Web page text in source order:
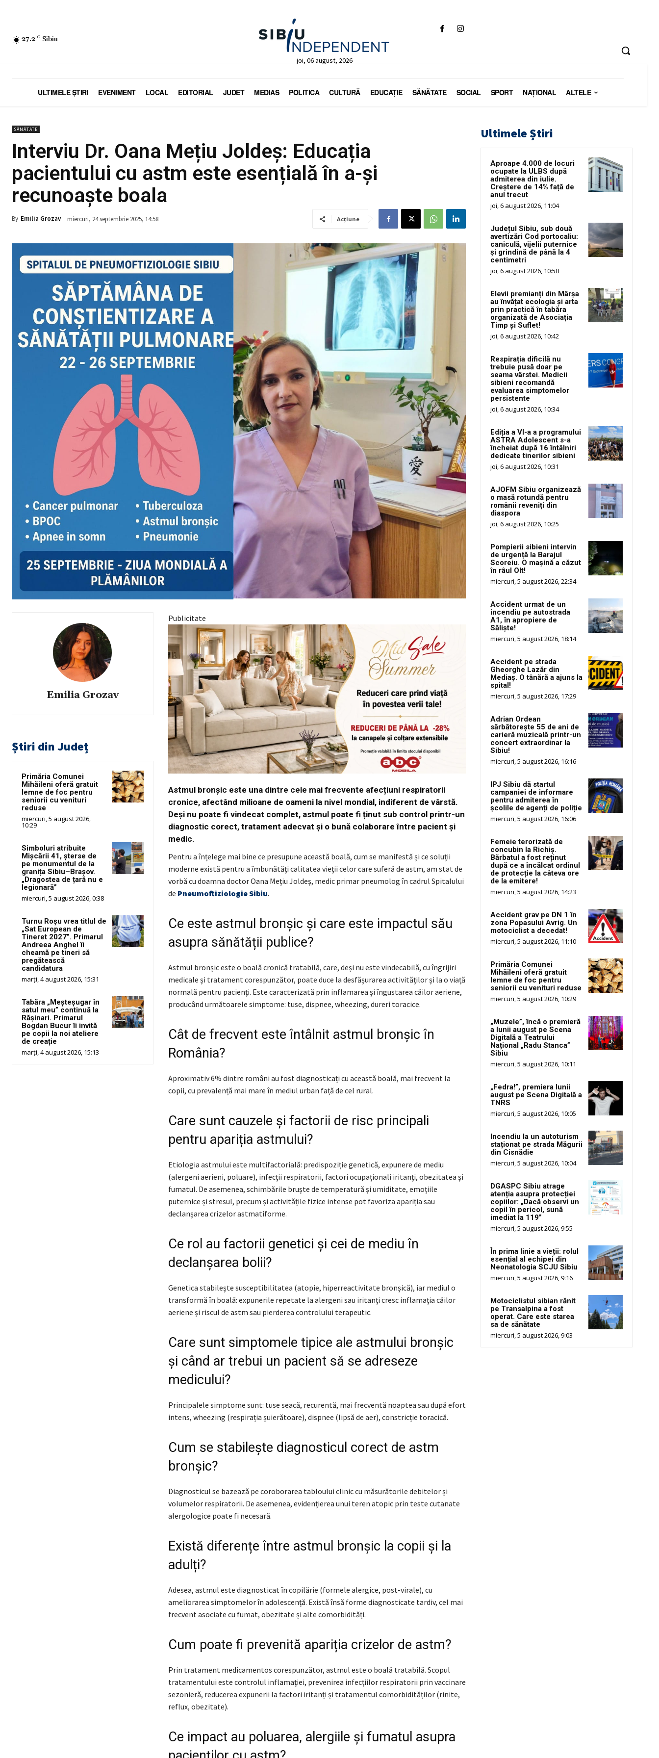
27.2 C Sibiu
joi, 06 august, 2026
ULTIMELE ŞTIRI EVENIMENT LOCAL EDITORIAL JUDET MEDIAS POLITICA CULTURĂ EDUCAŢIE SĂNĂTATE SOCIAL SPORT NAŢIONAL ALTELE
SĂNĂTATE
Interviu Dr. Oana Mețiu Joldeș: Educația
pacientului cu astm este esențială în a-și
recunoaște boala
By Emilia Grozav miercuri, 24 septembrie 2025, 14:58 Acțiune
Emilia Grozav
Știri din Județ
Primăria Comunei
Mihăileni oferă gratuit
lemne de foc pentru
seniorii cu venituri
reduse
miercuri, 5 august 2026,
10:29
Simboluri atribuite
Mișcării 41, șterse de
pe monumentul de la
granița Sibiu–Brașov.
„Dragostea de țară nu e
legionară”
miercuri, 5 august 2026, 0:38
Turnu Roșu vrea titlul de
„Sat European de
Tineret 2027”. Primarul
Andreea Anghel îi
cheamă pe tineri să
pregătească
candidatura
marți, 4 august 2026, 15:31
Tabăra „Meșteșugar în
satul meu” continuă la
Rășinari. Primarul
Bogdan Bucur îi invită
pe copii la noi ateliere
de creație
marți, 4 august 2026, 15:13
Publicitate
Astmul bronșic este una dintre cele mai frecvente afecțiuni respiratorii
cronice, afectând milioane de oameni la nivel mondial, indiferent de vârstă.
Deși nu poate fi vindecat complet, astmul poate fi ținut sub control printr-un
diagnostic corect, tratament adecvat și o bună colaborare între pacient și
medic.
Pentru a înțelege mai bine ce presupune această boală, cum se manifestă și ce soluții
moderne există pentru a îmbunătăți calitatea vieții celor care suferă de astm, am stat de
vorbă cu doamna doctor Oana Mețiu Joldeș, medic primar pneumolog în cadrul Spitalului
de Pneumoftiziologie Sibiu.
Ce este astmul bronșic și care este impactul său
asupra sănătății publice?
Astmul bronșic este o boală cronică tratabilă, care, deși nu este vindecabilă, cu îngrijiri
medicale și tratament corespunzător, poate duce la desfășurarea activităților și la o viață
normală pentru pacienți. Este caracterizată prin inflamarea și îngustarea căilor aeriene,
producând următoarele simptome: tuse, dispnee, wheezing, dureri toracice.
Cât de frecvent este întâlnit astmul bronșic în
România?
Aproximativ 6% dintre români au fost diagnosticați cu această boală, mai frecvent la
copii, cu prevalență mai mare în mediul urban față de cel rural.
Care sunt cauzele și factorii de risc principali
pentru apariția astmului?
Etiologia astmului este multifactorială: predispoziție genetică, expunere de mediu
(alergeni aerieni, poluare), infecții respiratorii, factori ocupaționali iritanți, obezitatea și
fumatul. De asemenea, schimbările bruște de temperatură și umiditate, emoțiile
puternice și stresul, precum și activitățile fizice intense pot favoriza apariția sau
declanșarea crizelor astmatiforme.
Ce rol au factorii genetici și cei de mediu în
declanșarea bolii?
Genetica stabilește susceptibilitatea (atopie, hiperreactivitate bronșică), iar mediul o
transformă în boală: expunerile repetate la alergeni sau iritanți cresc inflamația căilor
aeriene și riscul de astm sau pierderea controlului terapeutic.
Care sunt simptomele tipice ale astmului bronșic
și când ar trebui un pacient să se adreseze
medicului?
Principalele simptome sunt: tuse seacă, recurentă, mai frecventă noaptea sau după efort
intens, wheezing (respirația șuierătoare), dispnee (lipsă de aer), constricție toracică.
Cum se stabilește diagnosticul corect de astm
bronșic?
Diagnosticul se bazează pe coroborarea tabloului clinic cu măsurătorile debitelor și
volumelor respiratorii. De asemenea, evidențierea unui teren atopic prin teste cutanate
alergologice poate fi necesară.
Există diferențe între astmul bronșic la copii și la
adulți?
Adesea, astmul este diagnosticat în copilărie (formele alergice, post-virale), cu
ameliorarea simptomelor în adolescență. Există însă forme diagnosticate tardiv, cel mai
frecvent asociate cu fumat, obezitate și alte comorbidități.
Cum poate fi prevenită apariția crizelor de astm?
Prin tratament medicamentos corespunzător, astmul este o boală tratabilă. Scopul
tratamentului este controlul inflamației, prevenirea infecțiilor respiratorii prin vaccinare
sezonieră, reducerea expunerii la factori iritanți și tratamentul comorbidităților (rinite,
reflux, obezitate).
Ce impact au poluarea, alergiile și fumatul asupra
Ultimele Știri
Aproape 4.000 de locuri
ocupate la ULBS după
admiterea din iulie.
Creștere de 14% față de
anul trecut
joi, 6 august 2026, 11:04
Județul Sibiu, sub două
avertizări Cod portocaliu:
caniculă, vijelii puternice
și grindină de până la 4
centimetri
joi, 6 august 2026, 10:50
Elevii premianți din Mârșa
au învățat ecologia și arta
prin practică în tabăra
organizată de Asociația
Timp și Suflet!
joi, 6 august 2026, 10:42
Respirația dificilă nu
trebuie pusă doar pe
seama vârstei. Medicii
sibieni recomandă
evaluarea simptomelor
persistente
joi, 6 august 2026, 10:34
Ediția a VI-a a programului
ASTRA Adolescent s-a
încheiat după 16 întâlniri
dedicate tinerilor sibieni
joi, 6 august 2026, 10:31
AJOFM Sibiu organizează
o masă rotundă pentru
românii reveniți din
diaspora
joi, 6 august 2026, 10:25
Pompierii sibieni intervin
de urgență la Barajul
Scoreiu. O mașină a căzut
în râul Olt!
miercuri, 5 august 2026, 22:34
Accident urmat de un
incendiu pe autostrada
A1, în apropiere de
Săliște!
miercuri, 5 august 2026, 18:14
Accident pe strada
Gheorghe Lazăr din
Mediaș. O tânără a ajuns la
spital!
miercuri, 5 august 2026, 17:29
Adrian Ordean
sărbătorește 55 de ani de
carieră muzicală printr-un
concert extraordinar la
Sibiu!
miercuri, 5 august 2026, 16:16
IPJ Sibiu dă startul
campaniei de informare
pentru admiterea în
școlile de agenți de poliție
miercuri, 5 august 2026, 16:06
Femeie terorizată de
concubin la Richiș.
Bărbatul a fost reținut
după ce a încălcat ordinul
de protecție la câteva ore
de la emitere!
miercuri, 5 august 2026, 14:23
Accident grav pe DN 1 în
zona Popasului Avrig. Un
motociclist a decedat!
miercuri, 5 august 2026, 11:10
Primăria Comunei
Mihăileni oferă gratuit
lemne de foc pentru
seniorii cu venituri reduse
miercuri, 5 august 2026, 10:29
„Muzele”, încă o premieră
a lunii august pe Scena
Digitală a Teatrului
Național „Radu Stanca”
Sibiu
miercuri, 5 august 2026, 10:11
„Fedra!”, premiera lunii
august pe Scena Digitală a
TNRS
miercuri, 5 august 2026, 10:05
Incendiu la un autoturism
staționat pe strada Măgurii
din Cisnădie
miercuri, 5 august 2026, 10:04
DGASPC Sibiu atrage
atenția asupra protecției
copiilor: „Dacă observi un
copil în pericol, sună
imediat la 119”
miercuri, 5 august 2026, 9:55
În prima linie a vieții: rolul
esențial al echipei din
Neonatologia SCJU Sibiu
miercuri, 5 august 2026, 9:16
Motociclistul sibian rănit
pe Transalpina a fost
operat. Care este starea
sa de sănătate
miercuri, 5 august 2026, 9:03